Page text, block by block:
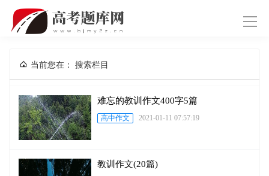
导
当前您在： 搜索栏目
难忘的教训作文400字5篇
高中作文 2021-01-11 07:57:19
教训作文(20篇)